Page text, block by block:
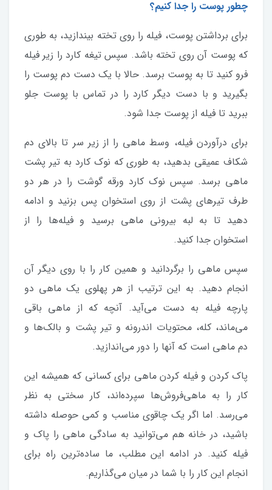
چطور پوست را جدا کنیم؟
برای برداشتن پوست، فیله را روی تخته بیندازید، به طوری
که پوست آن روی تخته باشد. سپس تیغه کارد را زیر فیله
فرو کنید تا به پوست برسد. حالا با یک دست دم پوست را
بگیرید و با دست دیگر کارد را در تماس با پوست جلو
ببرید تا فیله از پوست جدا شود.
برای درآوردن فیله، وسط ماهی را از زیر سر تا بالای دم
شکاف عمیقی بدهید، به طوری که نوک کارد به تیر پشت
ماهی برسد. سپس نوک کارد ورقه گوشت را در هر دو
طرف تیرهای پشت از روی استخوان پس بزنید و ادامه
دهید تا به لبه بیرونی ماهی برسید و فیله‌ها را از
استخوان جدا کنید.
سپس ماهی را برگردانید و همین کار را با روی دیگر آن
انجام دهید. به این ترتیب از هر پهلوی یک ماهی دو
پارچه فیله به دست می‌آید. آنچه که از ماهی باقی
می‌ماند، کله، محتویات اندرونه و تیر پشت و بالک‌ها و
دم ماهی است که آنها را دور می‌اندازید.
پاک کردن و فیله کردن ماهی برای کسانی که همیشه این
کار را به ماهی‌فروش‌ها سپرده‌اند، کار سختی به نظر
می‌رسد. اما اگر یک چاقوی مناسب و کمی حوصله داشته
باشید، در خانه هم می‌توانید به سادگی ماهی را پاک و
فیله کنید. در ادامه این مطلب، ما ساده‌ترین راه برای
انجام این کار را با شما در میان می‌گذاریم.